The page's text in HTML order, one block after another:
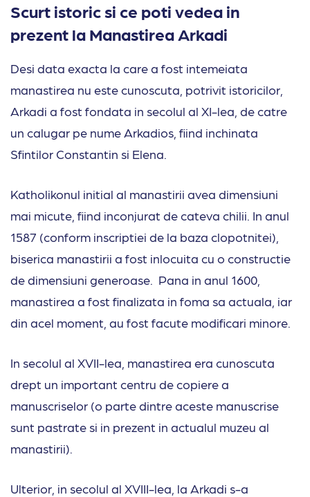
Scurt istoric si ce poti vedea in
prezent la Manastirea Arkadi
Desi data exacta la care a fost intemeiata
manastirea nu este cunoscuta, potrivit istoricilor,
Arkadi a fost fondata in secolul al XI-lea, de catre
un calugar pe nume Arkadios, fiind inchinata
Sfintilor Constantin si Elena.
Katholikonul initial al manastirii avea dimensiuni
mai micute, fiind inconjurat de cateva chilii. In anul
1587 (conform inscriptiei de la baza clopotnitei),
biserica manastirii a fost inlocuita cu o constructie
de dimensiuni generoase. Pana in anul 1600,
manastirea a fost finalizata in foma sa actuala, iar
din acel moment, au fost facute modificari minore.
In secolul al XVII-lea, manastirea era cunoscuta
drept un important centru de copiere a
manuscriselor (o parte dintre aceste manuscrise
sunt pastrate si in prezent in actualul muzeu al
manastirii).
Ulterior, in secolul al XVIII-lea, la Arkadi s-a